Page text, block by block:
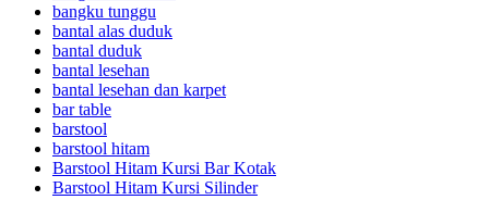
bangku tunggu
bantal alas duduk
bantal duduk
bantal lesehan
bantal lesehan dan karpet
bar table
barstool
barstool hitam
Barstool Hitam Kursi Bar Kotak
Barstool Hitam Kursi Silinder